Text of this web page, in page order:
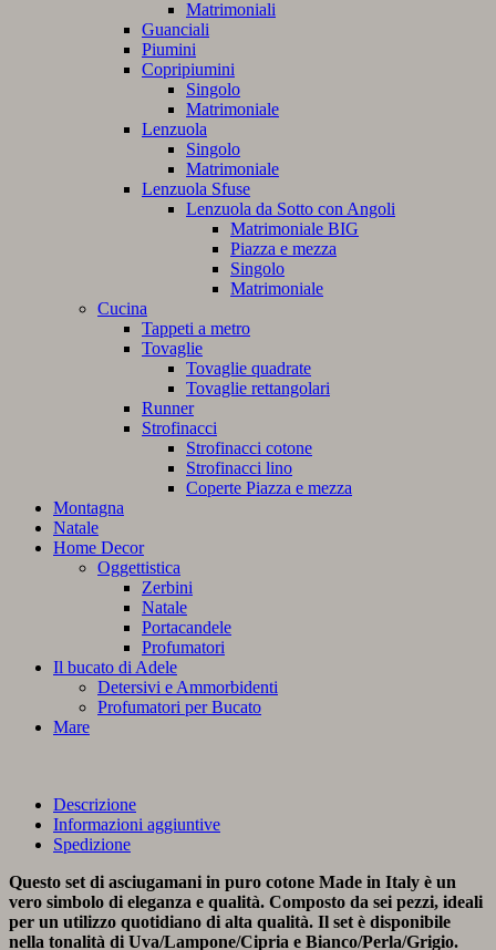
Matrimoniali
Guanciali
Piumini
Copripiumini
Singolo
Matrimoniale
Lenzuola
Singolo
Matrimoniale
Lenzuola Sfuse
Lenzuola da Sotto con Angoli
Matrimoniale BIG
Piazza e mezza
Singolo
Matrimoniale
Cucina
Tappeti a metro
Tovaglie
Tovaglie quadrate
Tovaglie rettangolari
Runner
Strofinacci
Strofinacci cotone
Strofinacci lino
Coperte Piazza e mezza
Montagna
Natale
Home Decor
Oggettistica
Zerbini
Natale
Portacandele
Profumatori
Il bucato di Adele
Detersivi e Ammorbidenti
Profumatori per Bucato
Mare
Descrizione
Informazioni aggiuntive
Spedizione
Questo set di asciugamani in puro cotone Made in Italy è un
vero simbolo di eleganza e qualità. Composto da sei pezzi, ideali
per un utilizzo quotidiano di alta qualità. Il set è disponibile
nella tonalità di Uva/Lampone/Cipria e Bianco/Perla/Grigio.